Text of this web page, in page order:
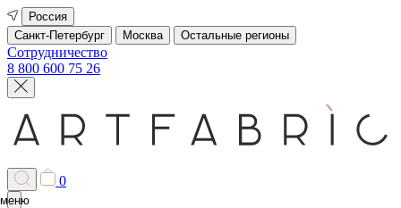
Россия
Санкт-Петербург
Москва Остальные регионы
Сотрудничество
8 800 600 75 26
0
меню